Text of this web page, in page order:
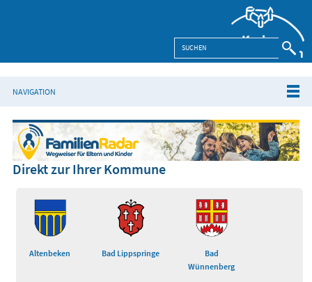
NAVIGATION
Direkt zur Ihrer Kommune
Altenbeken Bad Lippspringe
Bad
Wünnenberg